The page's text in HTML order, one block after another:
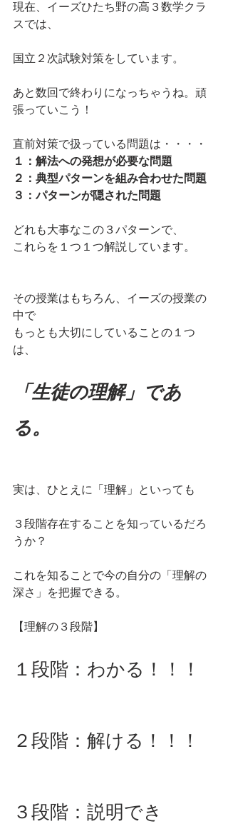
現在、イーズひたち野の高３数学クラ
スでは、
国立２次試験対策をしています。
あと数回で終わりになっちゃうね。頑
張っていこう！
直前対策で扱っている問題は・・・・
１：解法への発想が必要な問題
２：典型パターンを組み合わせた問題
３：パターンが隠された問題
どれも大事なこの３パターンで、
これらを１つ１つ解説しています。
その授業はもちろん、イーズの授業の
中で
もっとも大切にしていることの１つ
は、
「生徒の理解」であ
る。
実は、ひとえに「理解」といっても
３段階存在することを知っているだろ
うか？
これを知ることで今の自分の「理解の
深さ」を把握できる。
【理解の３段階】
１段階：わかる！！！
２段階：解ける！！！
３段階：説明でき